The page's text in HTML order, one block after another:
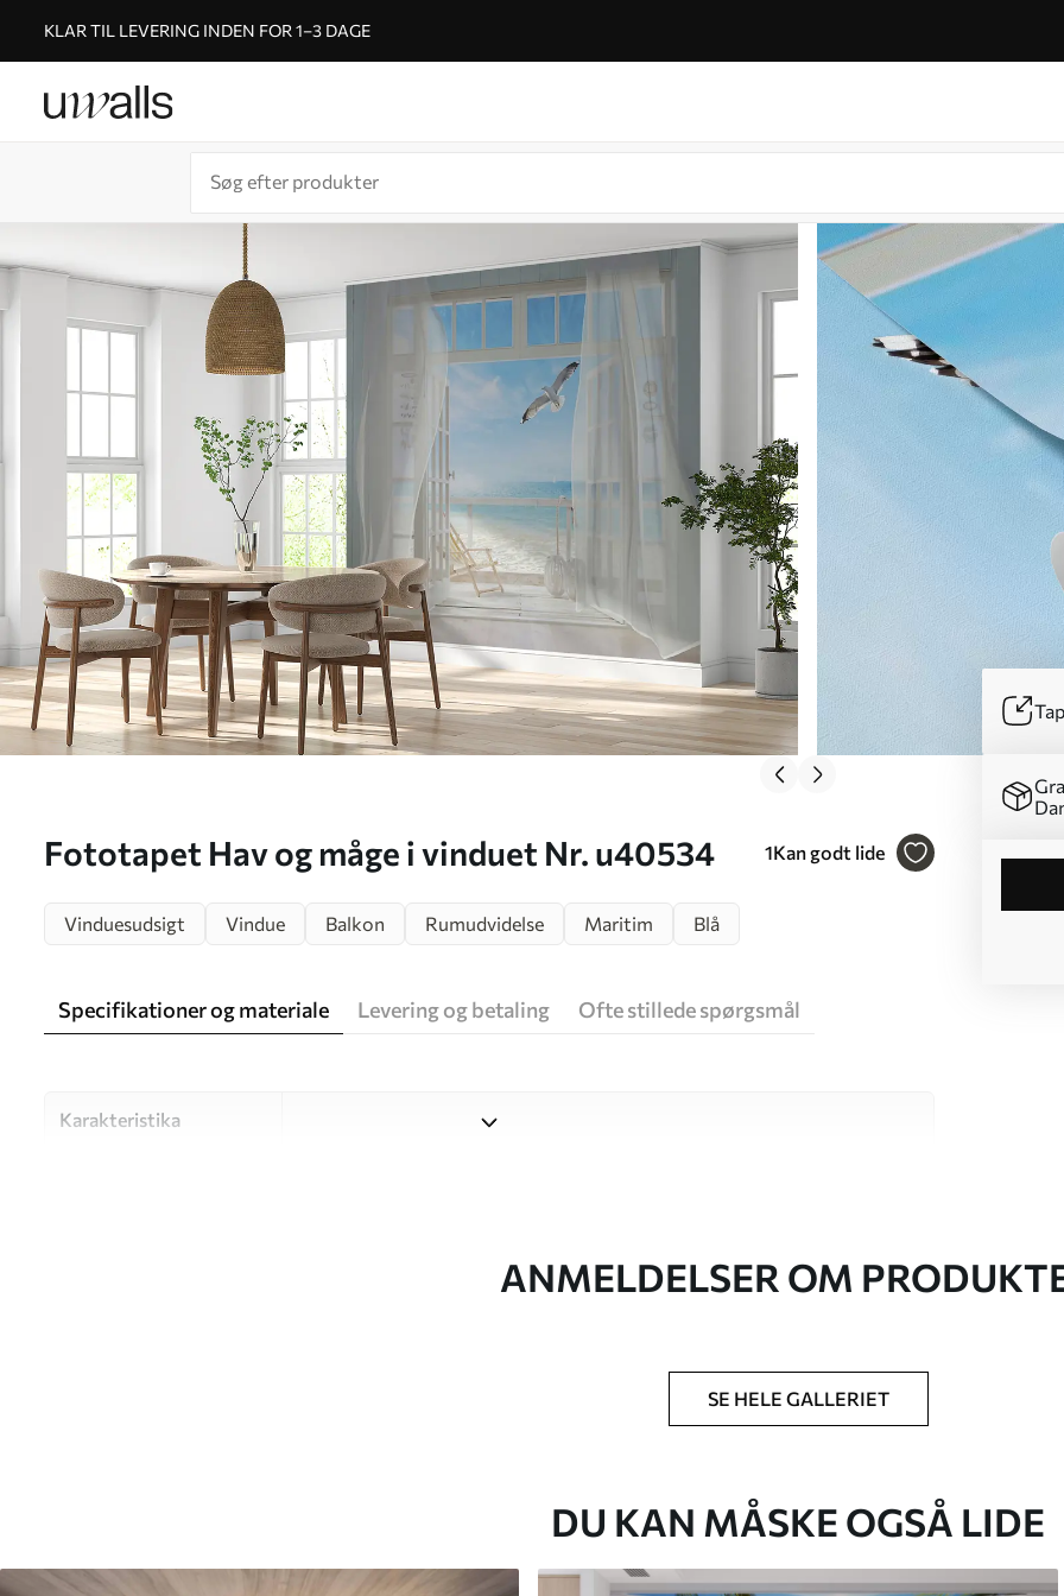
KLAR TIL LEVERING INDEN FOR 1–3 DAGE
Fototapet Hav og måge i vinduet Nr. u40534 1Kan godt lide
Vinduesudsigt Vindue Balkon Rumudvidelse Maritim Blå
Specifikationer og materiale Levering og betaling Ofte stillede spørgsmål
Karakteristika
ANMELDELSER OM
SE HELE GALLERIET
DU KAN MÅSKE OGSÅ LIDE